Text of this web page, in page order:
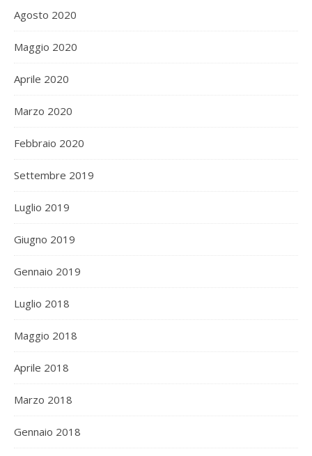
Agosto 2020
Maggio 2020
Aprile 2020
Marzo 2020
Febbraio 2020
Settembre 2019
Luglio 2019
Giugno 2019
Gennaio 2019
Luglio 2018
Maggio 2018
Aprile 2018
Marzo 2018
Gennaio 2018